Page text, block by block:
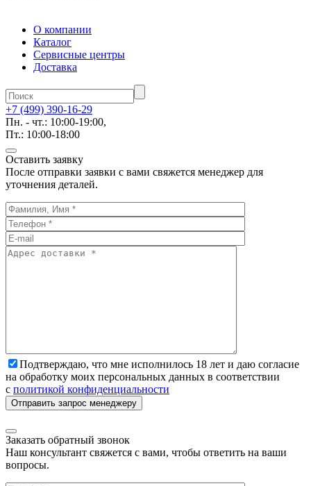
О компании
Каталог
Сервисные центры
Доставка
+7 (499) 390-16-29
Пн. - чт.: 10:00-19:00,
Пт.: 10:00-18:00
Оставить заявку
После отправки заявки с вами свяжется менеджер для
уточнения деталей.
Подтверждаю, что мне исполнилось 18 лет и даю согласие
на обработку моих персональных данных в соответствии
с политикой конфиденциальности
Заказать обратный звонок
Наш консультант свяжется с вами, чтобы ответить на ваши
вопросы.